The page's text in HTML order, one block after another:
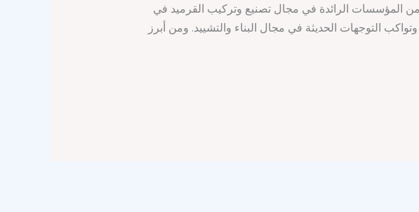
الرائدة في مجال تصنيع وتركيب القرميد في
التوجهات الحديثة في مجال البناء والتشييد. ومن أبرز